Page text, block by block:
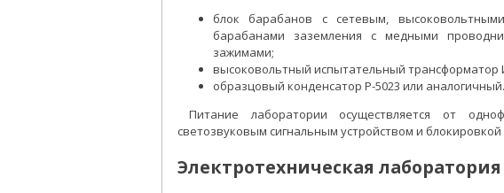
блок барабанов с сетевым,
барабанами заземления с медными
зажимами;
высоковольтный испытательный трансформатор
образцовый конденсатор Р-5023 или аналогичный.
Питание лаборатории осуществляется от
светозвуковым сигнальным устройством и
Электротехническая